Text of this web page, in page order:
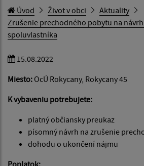
Úvod Život v obci
Aktuality
Zrušenie prechodného pobytu na
spoluvlastníka
15.08.2022
Miesto: OcÚ Rokycany, Rokycany 45
K vybaveniu potrebujete:
platný občiansky preukaz
písomný návrh na zrušenie
dohodu o ukončení nájmu
Poplatok: